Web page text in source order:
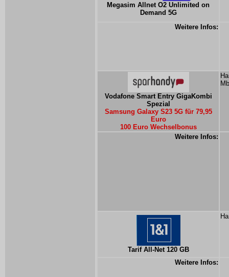
Megasim Allnet O2 Unlimited on
Demand 5G
Weitere Infos:
Vodafone Smart Entry GigaKombi
Spezial
Samsung Galaxy S23 5G für 79,95
Euro
100 Euro Wechselbonus
Weitere Infos:
Tarif All-Net 120 GB
Weitere Infos: